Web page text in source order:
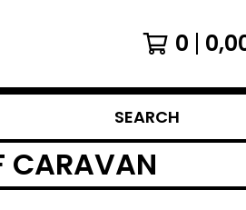
0
SEARCH
CARAVAN